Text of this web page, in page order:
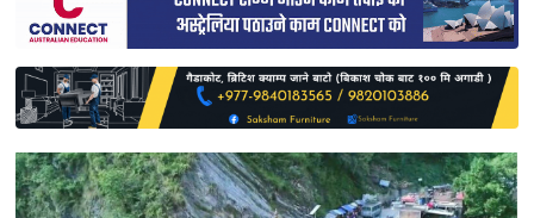
साहित्य
प्रदेश
English